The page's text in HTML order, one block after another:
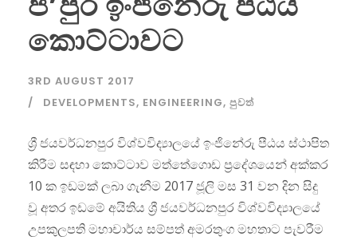
කොට්ටාවට
3RD AUGUST 2017
DEVELOPMENTS, ENGINEERING, පුවත්
ශ්‍රී ජයවර්ධනපුර විශ්වවිද්‍යාලයේ ඉංජිනේරු පීඨය ස්ථාපිත
කිරීම සඳහා කොට්ටාව මත්තේගොඩ ප්‍රදේශයෙන් අක්කර
10 ක ඉඩමක් ලබා ගැනීම 2017 ජූලි මස 31 වන දින සිදු
වූ අතර ඉඩමේ අයිතිය ශ්‍රී ජයවර්ධනපුර විශ්වවිද්‍යාලයේ
උපකුලපති මහාචාර්ය සම්පත් අමරතුංග මහතාට පැවරීම